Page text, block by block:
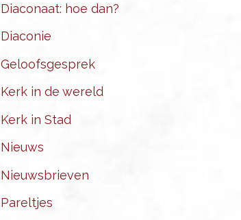
Diaconaat: hoe dan?
Diaconie
Geloofsgesprek
Kerk in de wereld
Kerk in Stad
Nieuws
Nieuwsbrieven
Pareltjes